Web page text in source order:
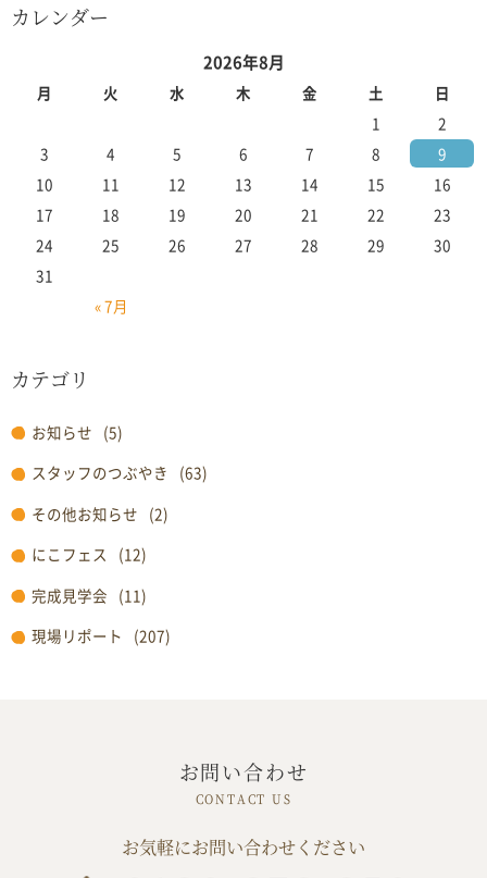
カレンダー
2026年8月
月 火 水 木 金 土 日
« 7月
1
2
3
4 5 6 7 8
9
10
11 12 13 14 15
16
17
18 19 20 21 22
23
24
25 26 27 28 29
30
31
カテゴリ
お知らせ (5)
スタッフのつぶやき
(63)
その他お知らせ (2)
にこフェス
(12)
完成見学会 (11)
現場リポート
(207)
お問い合わせ
お気軽にお問い合わせください